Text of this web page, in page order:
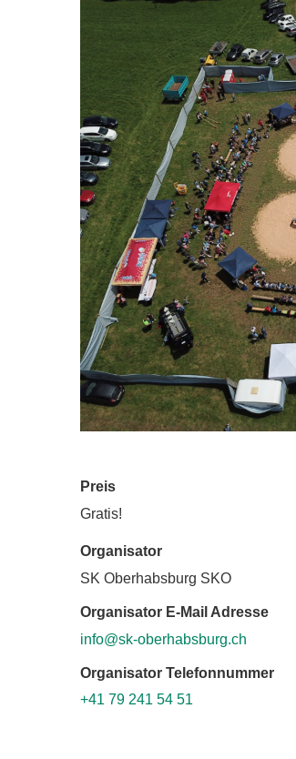
Preis
Gratis!
Organisator
SK Oberhabsburg SKO
Organisator E-Mail Adresse
info@sk-oberhabsburg.ch
Organisator Telefonnummer
+41 79 241 54 51